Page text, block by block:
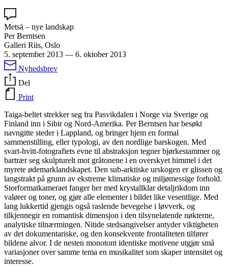
Metsä – nye landskap
Per Berntsen
Galleri Riis, Oslo
5. september 2013 — 6. oktober 2013
Nyhedsbrev
Del
Print
Taiga-beltet strekker seg fra Pasvikdalen i Norge via Sverige og
Finland inn i Sibir og Nord-Amerika. Per Berntsen har besøkt
navngitte steder i Lappland, og bringer hjem en formal
sammenstilling, eller typologi, av den nordlige barskogen. Med
svart-hvitt-fotografiets evne til abstraksjon tegner bjørkestammer og
bartrær seg skulpturelt mot gråtonene i en overskyet himmel i det
myrete ødemarklandskapet. Den sub-arktiske urskogen er glissen og
langstrakt på grunn av ekstreme klimatiske og miljømessige forhold.
Storformatkameraet fanger her med krystallklar detaljrikdom inn
valører og toner, og gjør alle elementer i bildet like vesentlige. Med
lang lukkertid gjengis også raslende bevegelse i løvverk, og
tilkjennegir en romantisk dimensjon i den tilsynelatende nøkterne,
analytiske tilnærmingen. Nitide stedsangivelser antyder viktigheten
av det dokumentariske, og den konsekvente frontaliteten tilfører
bildene alvor. I de nesten monotont identiske motivene utgjør små
variasjoner over samme tema en musikalitet som skaper intensitet og
interesse.